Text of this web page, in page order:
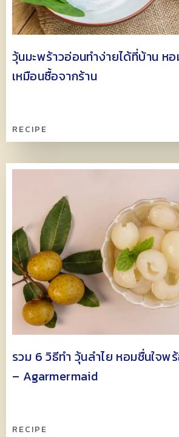
วุ้นมะพร้าวอ่อนทำง่ายได้ที่บ้าน ห
เหมือนซื้อจากร้าน
RECIPE
รวม 6 วิธีทำ วุ้นลำไย หอมชื่นใจพ
– Agarmermaid
RECIPE